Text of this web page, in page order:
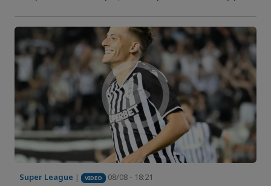
Super League | VIDEO 08/08 - 18:21